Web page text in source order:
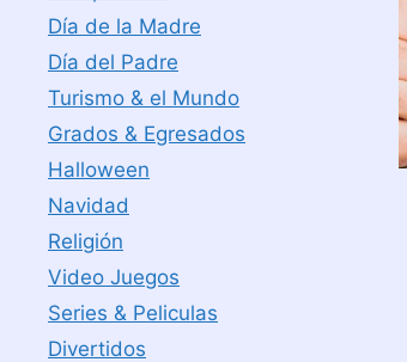
Día de la Madre
Día del Padre
Turismo & el Mundo
Grados & Egresados
Halloween
Navidad
Religión
Video Juegos
Series & Peliculas
Divertidos